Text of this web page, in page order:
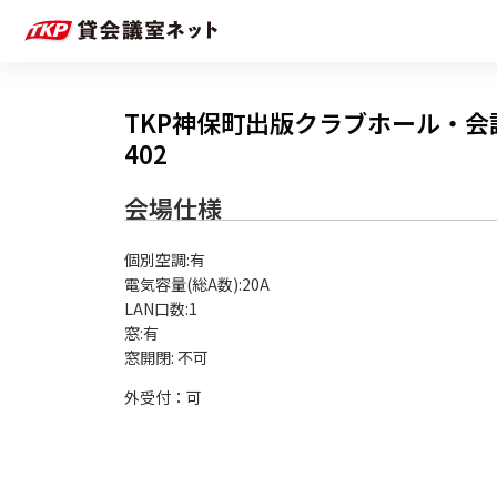
TKP神保町出版クラブホール・会
402
会場仕様
個別空調:有
電気容量(総A数):20A
LAN口数:1
窓:有
外受付：可